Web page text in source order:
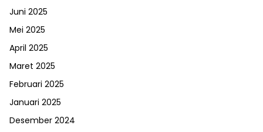
Juni 2025
Mei 2025
April 2025
Maret 2025
Februari 2025
Januari 2025
Desember 2024